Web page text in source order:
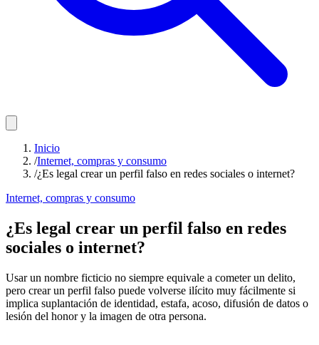
Inicio
/Internet, compras y consumo
/¿Es legal crear un perfil falso en redes sociales o internet?
Internet, compras y consumo
¿Es legal crear un perfil falso en redes
sociales o internet?
Usar un nombre ficticio no siempre equivale a cometer un delito,
pero crear un perfil falso puede volverse ilícito muy fácilmente si
implica suplantación de identidad, estafa, acoso, difusión de datos o
lesión del honor y la imagen de otra persona.